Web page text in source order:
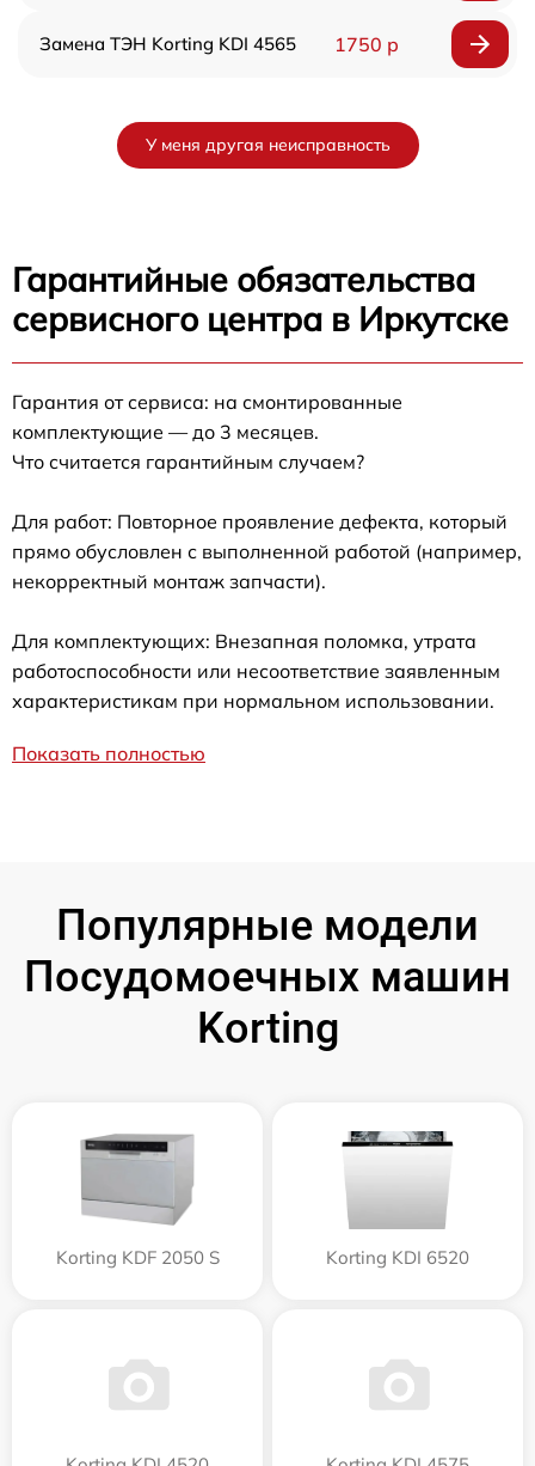
Замена ТЭН Korting KDI 4565 1750 р
У меня другая неисправность
Гарантийные обязательства
сервисного центра в Иркутске
Гарантия от сервиса: на смонтированные
комплектующие — до 3 месяцев.
Что считается гарантийным случаем?
Для работ: Повторное проявление дефекта, который
прямо обусловлен с выполненной работой (например,
некорректный монтаж запчасти).
Для комплектующих: Внезапная поломка, утрата
работоспособности или несоответствие заявленным
характеристикам при нормальном использовании.
Показать полностью
Популярные модели
Посудомоечных машин
Korting
Korting KDF 2050 S Korting KDI 6520